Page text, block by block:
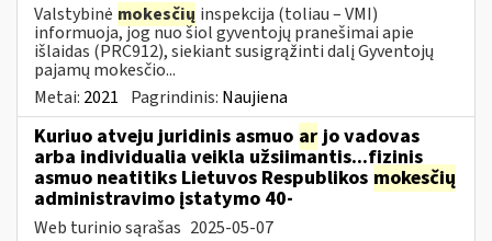
Valstybinė mokesčių inspekcija (toliau – VMI)
informuoja, jog nuo šiol gyventojų pranešimai apie
išlaidas (PRC912), siekiant susigrąžinti dalį Gyventojų
pajamų mokesčio...
Metai: 2021 Pagrindinis: Naujiena
Kuriuo atveju juridinis asmuo arjo vadovas
arba individualia veikla užsiimantis...fizinis
asmuo neatitiks Lietuvos Respublikos mokesčių
administravimo įstatymo 40-
Web turinio sąrašas 2025-05-07